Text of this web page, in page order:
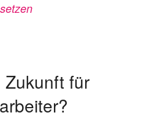
Zukunft für